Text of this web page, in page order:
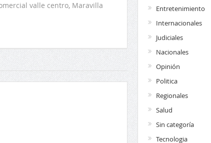
valle centro, Maravilla
Entretenimiento
Internacionales
Judiciales
Nacionales
Opinión
Politica
Regionales
Salud
Sin categoría
Tecnologia